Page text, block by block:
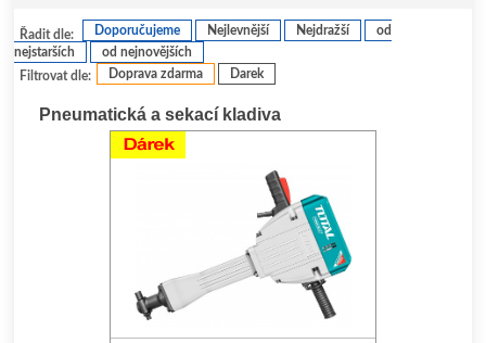
Filtrovat dle: Doprava zdarma Darek
Řadit dle: Doporučujeme Nejlevnější Nejdražší
od
nejstarších
od nejnovějších
Pneumatická a sekací kladiva